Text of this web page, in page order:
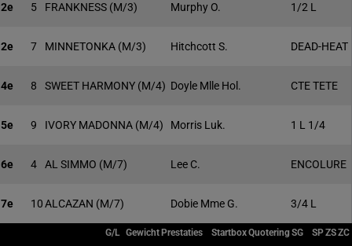
2e 5 FRANKNESS (M/3) Murphy O. 1/2 L
2e 7 MINNETONKA (M/3) Hitchcott S. DEAD-HEAT
4e 8 SWEET HARMONY (M/4) Doyle Mlle Hol. CTE TETE
5e 9 IVORY MADONNA (M/4) Morris Luk. 1 L 1/4
6e 4 AL SIMMO (M/7) Lee C. ENCOLURE
7e 10ALCAZAN (M/7) Dobie Mme G. 3/4 L
G/L Gewicht Prestaties StartboxQuoteringSG SPZSZC